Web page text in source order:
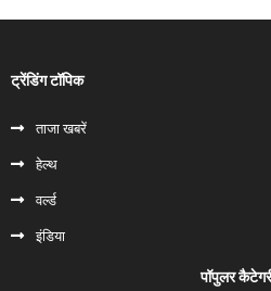
ट्रेंडिंग टॉपिक
ताजा खबरें
हेल्‍थ
वर्ल्ड
इंडिया
पॉपुलर